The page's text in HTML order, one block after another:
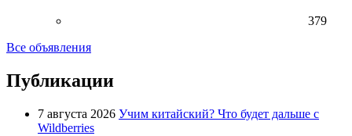
379
Все объявления
Публикации
7 августа 2026 Учим китайский? Что будет дальше с
Wildberries